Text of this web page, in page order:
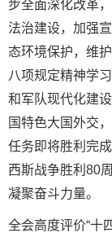
步全面深化改革
法治建设，加强
态环境保护，维
八项规定精神学
和军队现代化建
国特色大国外交
任务即将胜利完
西斯战争胜利80
凝聚奋斗力量。
全会高度评价“十